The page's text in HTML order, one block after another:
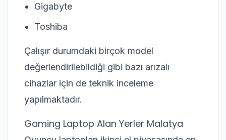
Gigabyte
Toshiba
Çalışır durumdaki birçok model
değerlendirilebildiği gibi bazı arızalı
cihazlar için de teknik inceleme
yapılmaktadır.
Gaming Laptop Alan Yerler Malatya